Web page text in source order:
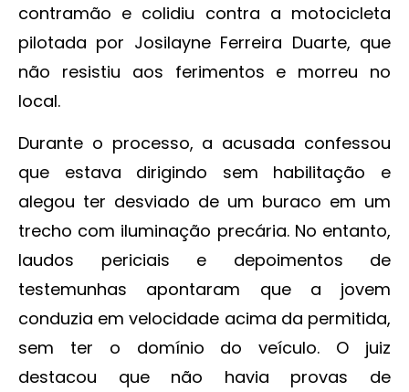
contramão e colidiu contra a motocicleta
pilotada por Josilayne Ferreira Duarte, que
não resistiu aos ferimentos e morreu no
local.
Durante o processo, a acusada confessou
que estava dirigindo sem habilitação e
alegou ter desviado de um buraco em um
trecho com iluminação precária. No entanto,
laudos periciais e depoimentos de
testemunhas apontaram que a jovem
conduzia em velocidade acima da permitida,
sem ter o domínio do veículo. O juiz
destacou que não havia provas de